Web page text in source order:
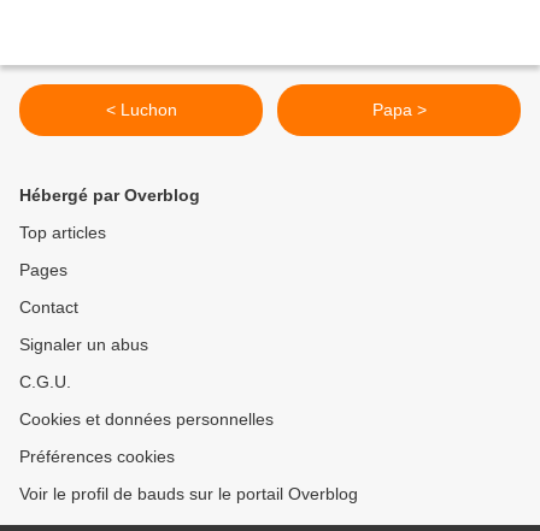
< Luchon Papa >
Hébergé par Overblog
Top articles
Pages
Contact
Signaler un abus
C.G.U.
Cookies et données personnelles
Préférences cookies
Voir le profil de bauds sur le portail Overblog